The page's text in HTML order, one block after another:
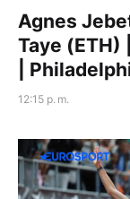
Agnes
Taye (ETH)
|
12:15 p. m.